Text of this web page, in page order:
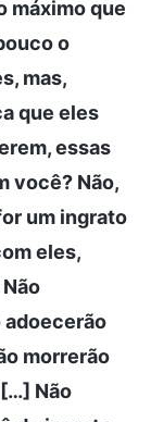
máximo que
o
mas,
que eles
essas
você? Não,
um ingrato
eles,
adoecerão
morrerão
Não